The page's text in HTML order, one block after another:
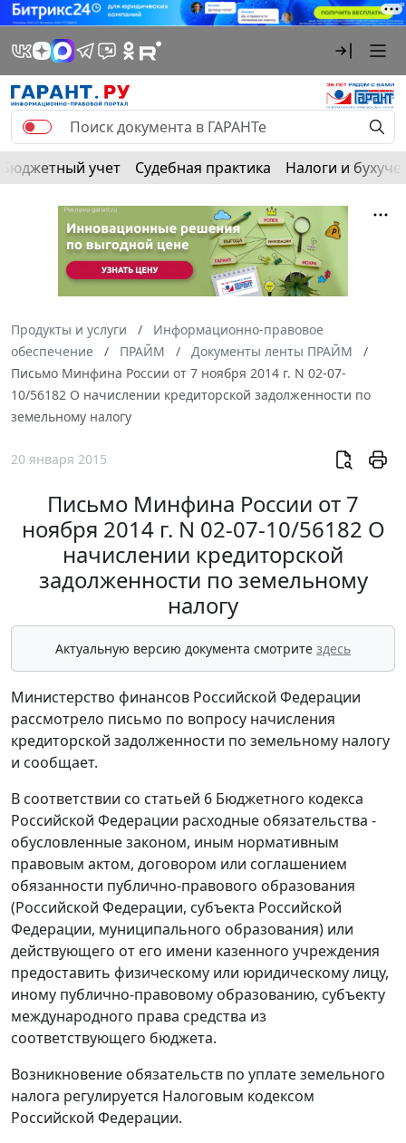
Бюджетный учет Судебная практика Налоги и
Продукты и услуги
Информационно-правовое
обеспечение
ПРАЙМ
Документы ленты ПРАЙМ
Письмо Минфина России от 7 ноября 2014 г. N 02-07-
10/56182 О начислении кредиторской задолженности по
земельному налогу
20 января 2015
Письмо Минфина России от 7
ноября 2014 г. N 02-07-10/56182 О
начислении кредиторской
задолженности по земельному
налогу
Актуальную версию документа смотрите здесь
Министерство финансов Российской Федерации
рассмотрело письмо по вопросу начисления
кредиторской задолженности по земельному налогу
и сообщает.
В соответствии со статьей 6 Бюджетного кодекса
Российской Федерации расходные обязательства -
обусловленные законом, иным нормативным
правовым актом, договором или соглашением
обязанности публично-правового образования
(Российской Федерации, субъекта Российской
Федерации, муниципального образования) или
действующего от его имени казенного учреждения
предоставить физическому или юридическому лицу,
иному публично-правовому образованию, субъекту
международного права средства из
соответствующего бюджета.
Возникновение обязательств по уплате земельного
налога регулируется Налоговым кодексом
Российской Федерации.